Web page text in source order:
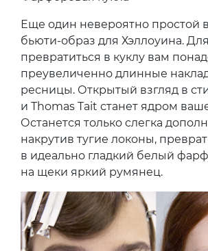
Еще один невероятно простой
бьюти-образ для Хэллоуина.
превратиться в куклу вам
преувеличенно длинные
ресницы. Открытый взгляд в
и Thomas Tait станет ядром
Останется только слегка
накрутив тугие локоны,
в идеально гладкий белый
на щеки яркий румянец.